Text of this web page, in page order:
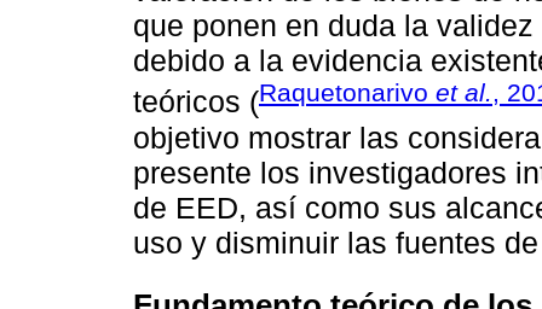
que ponen en duda la
debido a la evidencia
teóricos (Raquetonarivo et al.,
objetivo mostrar las
presente los investigadores
de EED, así como sus
uso y disminuir las fuentes